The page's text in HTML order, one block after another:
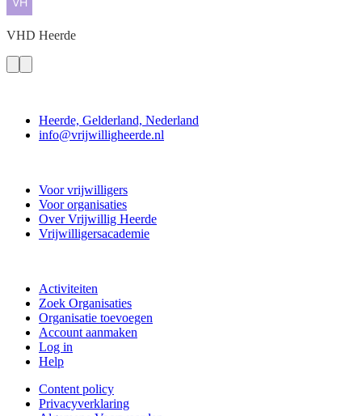
VHD Heerde
Heerde, Gelderland, Nederland
info@vrijwilligheerde.nl
Voor vrijwilligers
Voor organisaties
Over Vrijwillig Heerde
Vrijwilligersacademie
Activiteiten
Zoek Organisaties
Organisatie toevoegen
Account aanmaken
Log in
Help
Content policy
Privacyverklaring